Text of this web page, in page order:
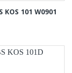
KOS 101 W0901